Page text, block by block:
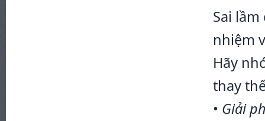
Sai
nhiệm
Hãy
thay
• Giải